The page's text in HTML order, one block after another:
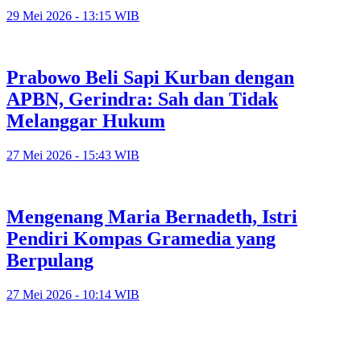
29 Mei 2026 - 13:15 WIB
Prabowo Beli Sapi Kurban dengan
APBN, Gerindra: Sah dan Tidak
Melanggar Hukum
27 Mei 2026 - 15:43 WIB
Mengenang Maria Bernadeth, Istri
Pendiri Kompas Gramedia yang
Berpulang
27 Mei 2026 - 10:14 WIB